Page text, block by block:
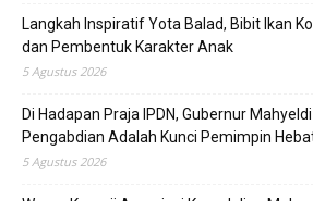
Langkah Inspiratif Yota Balad, Bibit Ikan
dan Pembentuk Karakter Anak
5 Agustus 2026
Di Hadapan Praja IPDN, Gubernur
Pengabdian Adalah Kunci Pemimpin
5 Agustus 2026